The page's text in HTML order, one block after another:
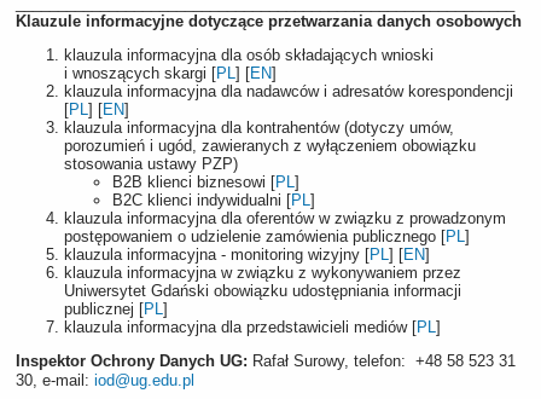
Klauzule informacyjne dotyczące przetwarzania danych osobowych
klauzula informacyjna dla osób składających wnioski
i wnoszących skargi [PL] [EN]
klauzula informacyjna dla nadawców i adresatów korespondencji
[PL] [EN]
klauzula informacyjna dla kontrahentów (dotyczy umów,
porozumień i ugód, zawieranych z wyłączeniem obowiązku
stosowania ustawy PZP)
B2B klienci biznesowi [PL]
B2C klienci indywidualni [PL]
klauzula informacyjna dla oferentów w związku z prowadzonym
postępowaniem o udzielenie zamówienia publicznego [PL]
klauzula informacyjna - monitoring wizyjny [PL] [EN]
klauzula informacyjna w związku z wykonywaniem przez
Uniwersytet Gdański obowiązku udostępniania informacji
publicznej [PL]
klauzula informacyjna dla przedstawicieli mediów [PL]
Inspektor Ochrony Danych UG: Rafał Surowy, telefon: +48 58 523 31
30, e-mail: iod@ug.edu.pl